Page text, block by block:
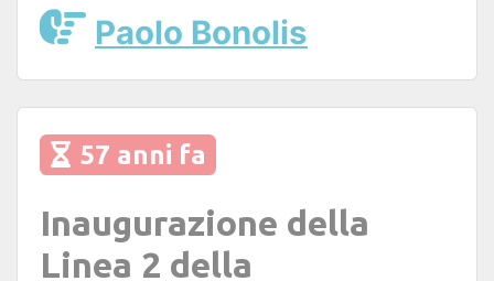
Paolo Bonolis
57 anni fa
Inaugurazione della
Linea 2 della